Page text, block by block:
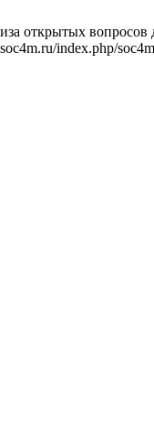
открытых вопросов
index.php/